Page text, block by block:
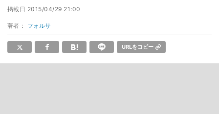
掲載日 2015/04/29 21:00
著者： フォルサ
URLをコピー